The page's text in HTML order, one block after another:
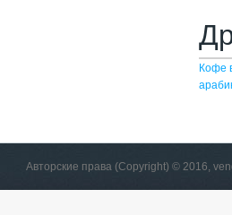
Кофе
Авторские права (Copyright) © 2016,